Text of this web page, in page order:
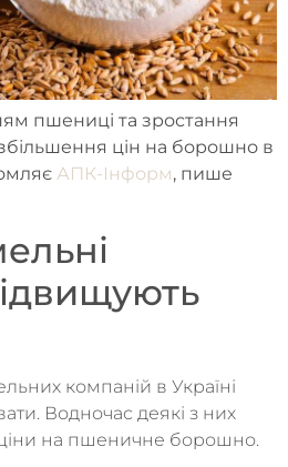
пшениці та зростання
цін на борошно в
АПК-Інформ, пише
компаній в Україні
Водночас деякі з них
ціни на пшеничне борошно.